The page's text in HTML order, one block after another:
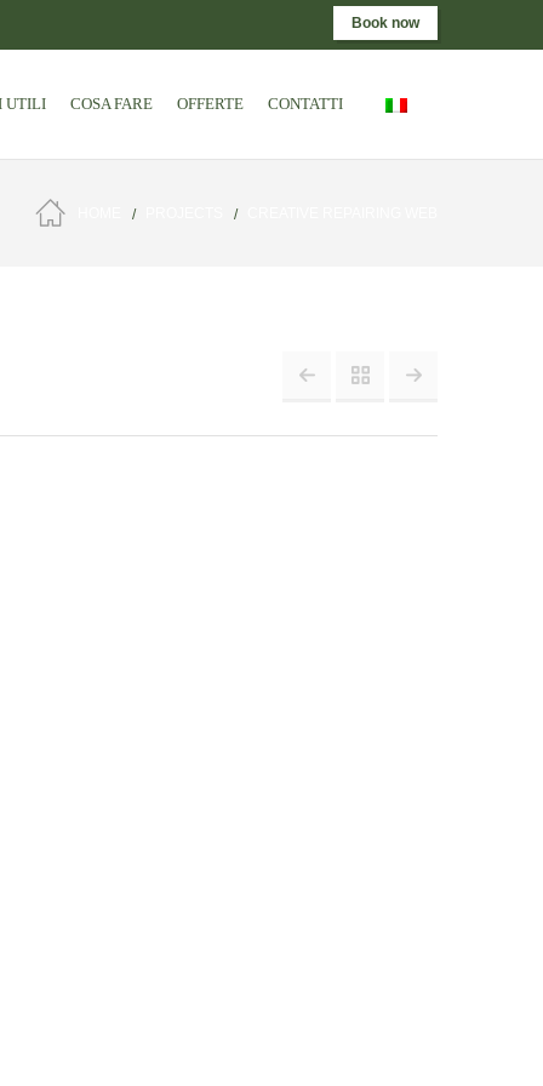
Book now
UTILI COSA FARE OFFERTE CONTATTI